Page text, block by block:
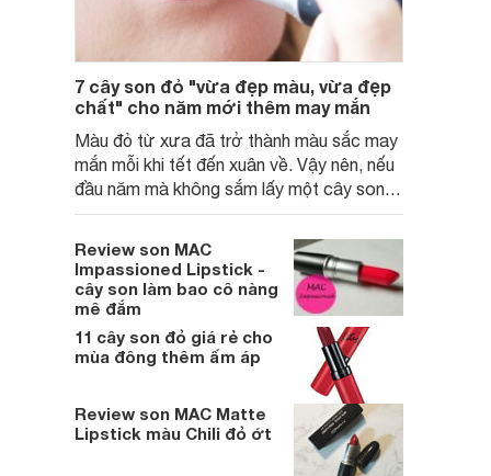
7 cây son đỏ "vừa đẹp màu, vừa đẹp
chất" cho năm mới thêm may mắn
Màu đỏ từ xưa đã trở thành màu sắc may
mắn mỗi khi tết đến xuân về. Vậy nên, nếu
đầu năm mà không sắm lấy một cây son
đỏ thì thật là thiếu sót. Nếu bạn vẫn băn
khoăn không biết mua son đỏ nào vừa
đẹp màu vừa đẹp chất thì hãy tham khảo
list son đỏ dưới đây nhé!
Review son MAC
Impassioned Lipstick -
cây son làm bao cô nàng
mê đắm
11 cây son đỏ giá rẻ cho
mùa đông thêm ấm áp
Review son MAC Matte
Lipstick màu Chili đỏ ớt